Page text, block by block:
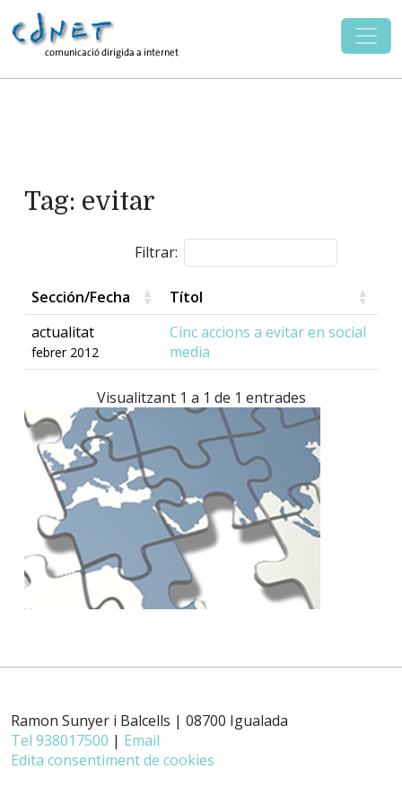
Tag: evitar
Filtrar:
Sección/Fecha
Títol
actualitat
febrer 2012
Cinc accions a evitar en social
media
Visualitzant 1 a 1 de 1 entrades
Ramon Sunyer i Balcells | 08700 Igualada
Tel 938017500 | Email
Edita consentiment de cookies